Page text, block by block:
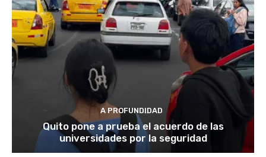
A PROFUNDIDAD
Quito pone a prueba el acuerdo de las
universidades por la seguridad